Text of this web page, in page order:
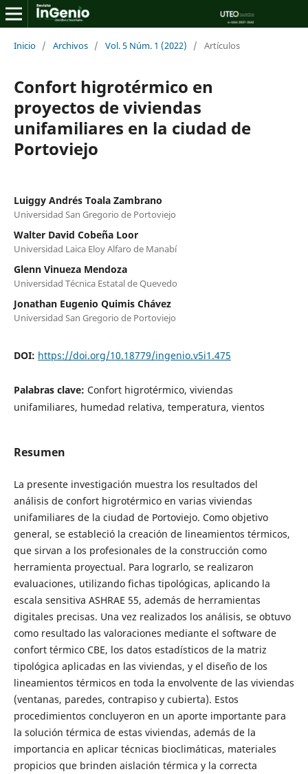
Inicio / Archivos / Vol. 5 Núm. 1 (2022) / Artículos
Confort higrotérmico en
proyectos de viviendas
unifamiliares en la ciudad de
Portoviejo
Luiggy Andrés Toala Zambrano
Universidad San Gregorio de Portoviejo
Walter David Cobeña Loor
Universidad Laica Eloy Alfaro de Manabí
Glenn Vinueza Mendoza
Universidad Técnica Estatal de Quevedo
Jonathan Eugenio Quimis Chávez
Universidad San Gregorio de Portoviejo
DOI: https://doi.org/10.18779/ingenio.v5i1.475
Palabras clave: Confort higrotérmico, viviendas
unifamiliares, humedad relativa, temperatura, vientos
Resumen
La presente investigación muestra los resultados del
análisis de confort higrotérmico en varias viviendas
unifamiliares de la ciudad de Portoviejo. Como objetivo
general, se estableció la creación de lineamientos térmicos,
que sirvan a los profesionales de la construcción como
herramienta proyectual. Para lograrlo, se realizaron
evaluaciones, utilizando fichas tipológicas, aplicando la
escala sensitiva ASHRAE 55, además de herramientas
digitales precisas. Una vez realizados los análisis, se obtuvo
como resultado las valoraciones mediante el software de
confort térmico CBE, los datos estadísticos de la matriz
tipológica aplicadas en las viviendas, y el diseño de los
lineamientos térmicos en toda la envolvente de las viviendas
(ventanas, paredes, contrapiso y cubierta). Estos
procedimientos concluyeron en un aporte importante para
la solución térmica de estas viviendas, además de la
importancia en aplicar técnicas bioclimáticas, materiales
propicios que brinden aislación térmica y la correcta